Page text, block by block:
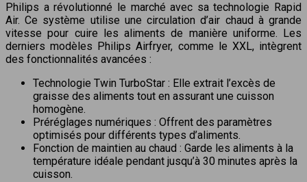
Philips a révolutionné le marché avec sa technologie Rapid
Air. Ce système utilise une circulation d’air chaud à grande
vitesse pour cuire les aliments de manière uniforme. Les
derniers modèles Philips Airfryer, comme le XXL, intègrent
des fonctionnalités avancées :
Technologie Twin TurboStar : Elle extrait l’excès de
graisse des aliments tout en assurant une cuisson
homogène.
Préréglages numériques : Offrent des paramètres
optimisés pour différents types d’aliments.
Fonction de maintien au chaud : Garde les aliments à la
température idéale pendant jusqu’à 30 minutes après la
cuisson.